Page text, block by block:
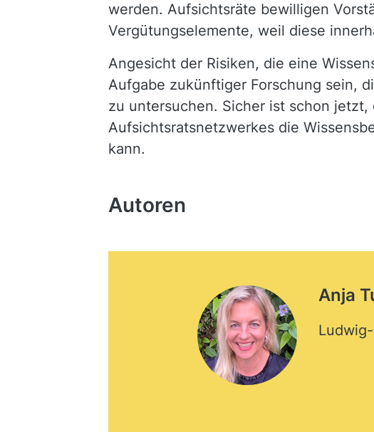
werden. Aufsichtsräte bewilligen
Vergütungselemente, weil diese
Angesicht der Risiken, die eine
Aufgabe zukünftiger Forschung sein,
zu untersuchen. Sicher ist schon jetzt,
Aufsichtsratsnetzwerkes die
kann.
Autoren
Anja